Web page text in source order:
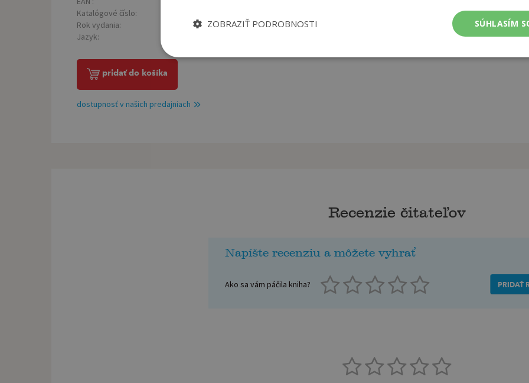
Katalógové číslo:
Rok vydania:
Jazyk:
pridať do košíka
dostupnosť v našich predajniach
Recenzie čitateľov
Napíšte recenziu a môžete vyhrať
Ako sa vám páčila kniha? PRIDAŤ
SÚHLASÍM
ZOBRAZIŤ PODROBNOSTI